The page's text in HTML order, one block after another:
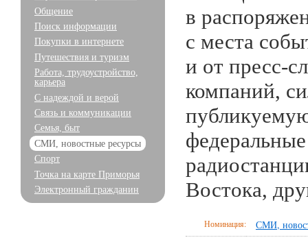
Общение
Поиск информации
Покупки в интернете
Путешествия и туризм
Работа, трудоустройство,
карьера
С надеждой и верой
Связь и коммуникации
Семья, быт
СМИ, новостные ресурсы
Спорт
Точка на карте Приморья
Электронный гражданин
в
с места
и от пресс-
компаний,
Востока,
Номинация: СМИ,